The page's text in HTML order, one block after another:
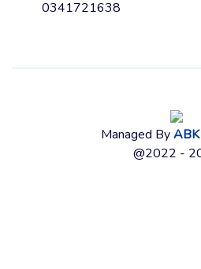
0341721638
Managed By
@2022 -